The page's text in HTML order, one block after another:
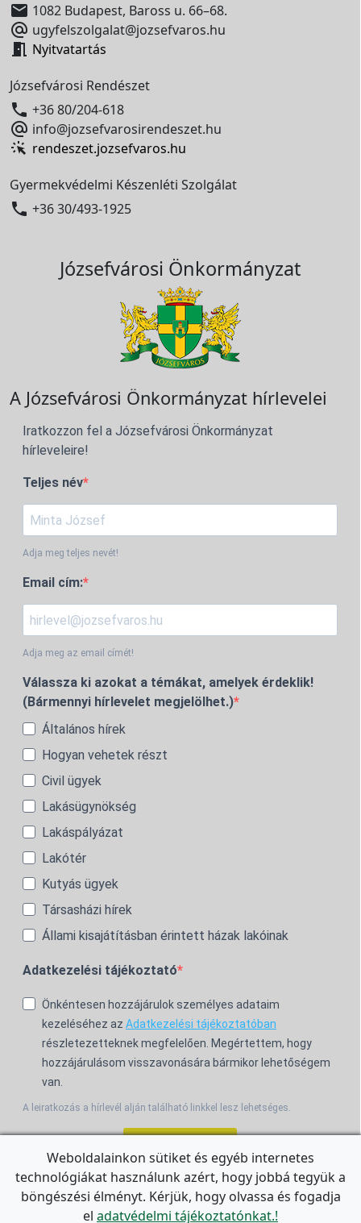
 1082 Budapest, Baross u. 66–68.
 ugyfelszolgalat@jozsefvaros.hu
 Nyitvatartás
Józsefvárosi Rendészet
 +36 80/204-618
 info@jozsefvarosirendeszet.hu
rendeszet.jozsefvaros.hu
Gyermekvédelmi Készenléti Szolgálat
 +36 30/493-1925
Józsefvárosi Önkormányzat
A Józsefvárosi Önkormányzat hírlevelei
Iratkozzon fel a Józsefvárosi Önkormányzat
hírleveleire!
Teljes név
Adja meg teljes nevét!
Email cím:
Adja meg az email címét!
Válassza ki azokat a témákat, amelyek érdeklik!
(Bármennyi hírlevelet megjelölhet.)
Általános hírek
Hogyan vehetek részt
Civil ügyek
Lakásügynökség
Lakáspályázat
Lakótér
Kutyás ügyek
Társasházi hírek
Állami kisajátításban érintett házak lakóinak
Adatkezelési tájékoztató
Önkéntesen hozzájárulok személyes adataim
kezeléséhez az Adatkezelési tájékoztatóban
részletezetteknek megfelelően. Megértettem, hogy
hozzájárulásom visszavonására bármikor lehetőségem
van.
A leiratkozás a hírlevél alján található linkkel lesz lehetséges.
For the English Newsletter, clickHERE.
Weboldalainkon sütiket és egyéb internetes
technológiákat használunk azért, hogy jobbá tegyük a
böngészési élményt. Kérjük, hogy olvassa és fogadja
el adatvédelmi tájékoztatónkat.!